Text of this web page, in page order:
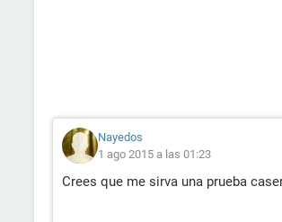
Nayedos
1 ago 2015 a las 01:23
Crees que me sirva una prueba